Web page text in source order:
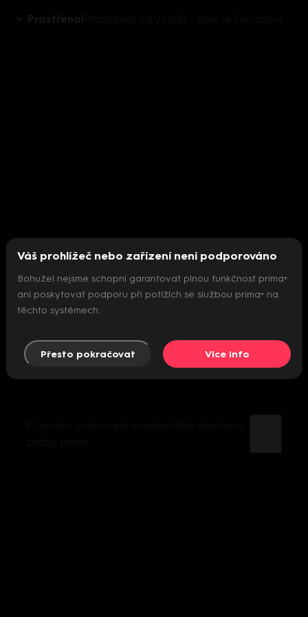
Prostřeno!
Nepodařilo se inicializovat přehrávač
Váš prohlížeč nebo zařízení není podporováno
Bohužel nejsme schopni garantovat plnou funkčnost prima+
ani poskytovat podporu při potížích se službou prima+ na
těchto systémech.
Přesto pokračovat Více info